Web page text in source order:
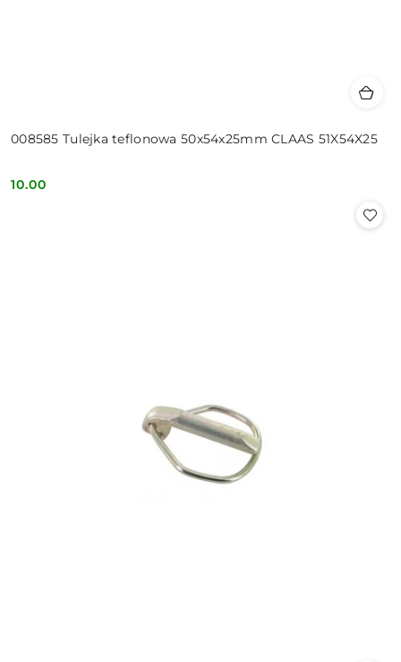
008585 Tulejka teflonowa 50x54x25mm CLAAS 51X54X25
Cena:
10.00